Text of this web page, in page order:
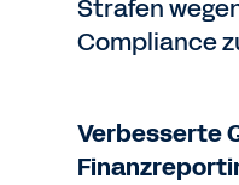
Strafen
Compliance
Verbesserte